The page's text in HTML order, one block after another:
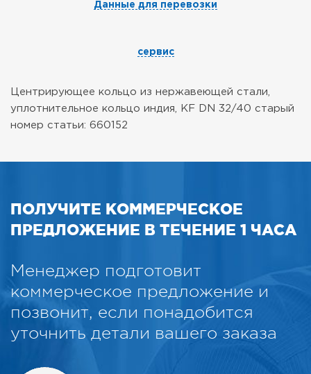
Данные для перевозки
сервис
Центрирующее кольцо из нержавеющей стали,
уплотнительное кольцо индия, KF DN 32/40 старый
номер статьи: 660152
ПОЛУЧИТЕ КОММЕРЧЕСКОЕ
ПРЕДЛОЖЕНИЕ В ТЕЧЕНИЕ 1 ЧАСА
Менеджер подготовит
коммерческое предложение и
позвонит, если понадобится
уточнить детали вашего заказа